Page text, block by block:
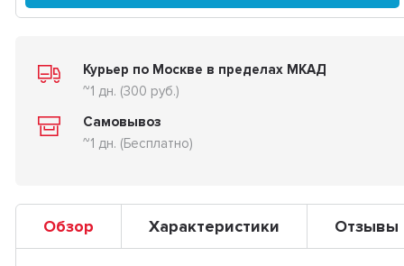
Курьер по Москве в пределах МКАД
~1 дн. (300 руб.)
Самовывоз
~1 дн. (Бесплатно)
Обзор Характеристики Отзывы